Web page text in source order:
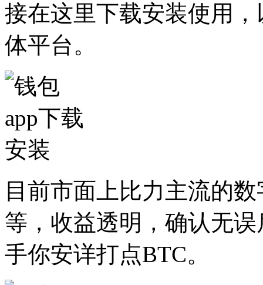
接在这里下载安装使用
体平台。
目前市面上比力主流的
等，收益透明，确认无
手你安详打点BTC。